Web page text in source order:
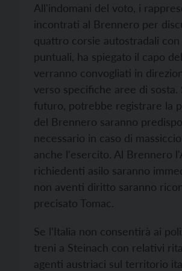
All'indomani del voto, i
incontrati al Brennero per
quattro corsie autostradali
puntuali, ha spiegato il capo
verranno convogliati in
verso specifiche aree di
futuro, potrebbe registrare la
del Brennero saranno
necessario in caso di
anche l'esercito. Al Brennero
richiedenti asilo saranno
non aventi diritto saranno
precisato Tomac.
Se l'Italia non consentirà ai
treni a Steinach con relativi
agenti austriaci sul territorio